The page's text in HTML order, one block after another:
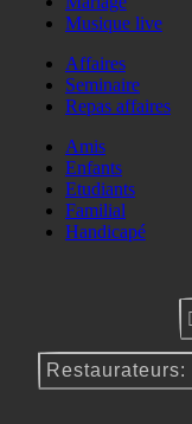
Musique live
Affaires
Seminaire
Repas affaires
Amis
Enfants
Etudiants
Familial
Handicapé